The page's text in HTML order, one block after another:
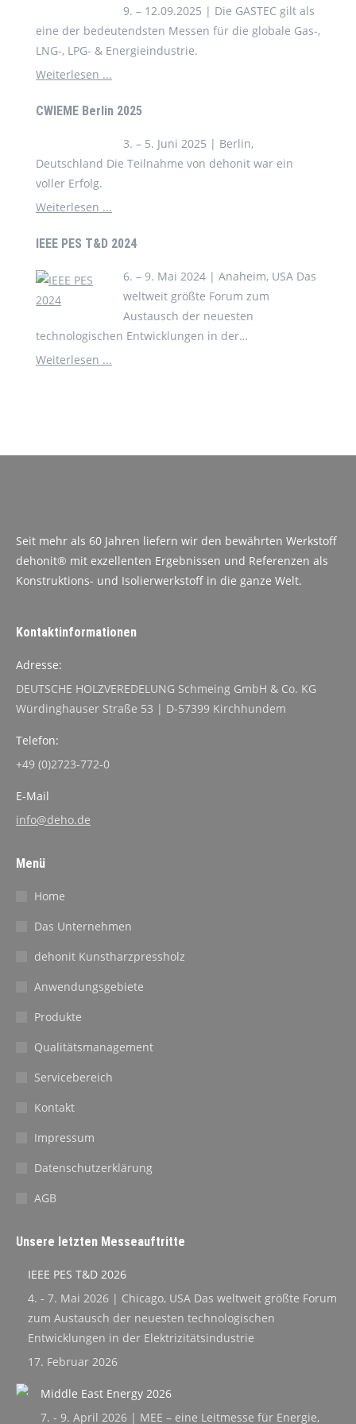
9. – 12.09.2025 | Die GASTEC gilt als
eine der bedeutendsten Messen für die globale Gas-,
LNG-, LPG- & Energieindustrie.
Weiterlesen ...
CWIEME Berlin 2025
3. – 5. Juni 2025 | Berlin,
Deutschland Die Teilnahme von dehonit war ein
voller Erfolg.
Weiterlesen ...
IEEE PES T&D 2024
6. – 9. Mai 2024 | Anaheim, USA Das
weltweit größte Forum zum
Austausch der neuesten
technologischen Entwicklungen in der
Elektrizitätsindustrie
Weiterlesen ...
Seit mehr als 60 Jahren liefern wir den bewährten Werkstoff
dehonit® mit exzellenten Ergebnissen und Referenzen als
Konstruktions- und Isolierwerkstoff in die ganze Welt.
Kontaktinformationen
Adresse:
DEUTSCHE HOLZVEREDELUNG Schmeing GmbH & Co. KG
Würdinghauser Straße 53 | D-57399 Kirchhundem
Telefon:
+49 (0)2723-772-0
E-Mail
info@deho.de
Menü
Home
Das Unternehmen
dehonit Kunstharzpressholz
Anwendungsgebiete
Produkte
Qualitätsmanagement
Servicebereich
Kontakt
Impressum
Datenschutzerklärung
AGB
Unsere letzten Messeauftritte
IEEE PES T&D 2026
4. - 7. Mai 2026 | Chicago, USA Das weltweit größte Forum
zum Austausch der neuesten technologischen
Entwicklungen in der Elektrizitätsindustrie
17. Februar 2026
Middle East Energy 2026
7. - 9. April 2026 | MEE – eine Leitmesse für Energie,